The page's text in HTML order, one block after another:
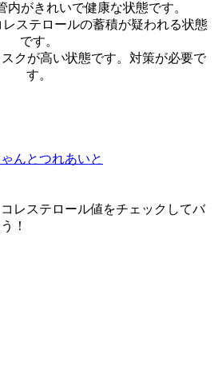
がきれいで健康な状態です。
ステロールの蓄積が疑われる状態
です。
クが高い状態です。対策が必要で
す。
んとつれあいと
レステロール値をチェックしてバ
！